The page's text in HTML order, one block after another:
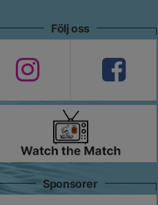
Följ oss
Sponsorer